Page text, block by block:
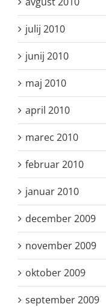
julij 2010
junij 2010
maj 2010
april 2010
marec 2010
februar 2010
januar 2010
december 2009
november 2009
oktober 2009
september 2009